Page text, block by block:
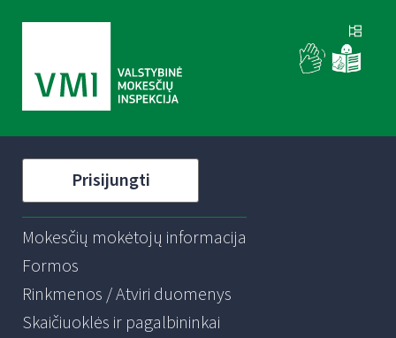
Prisijungti
Mokesčių mokėtojų informacija
Formos
Rinkmenos / Atviri duomenys
Skaičiuoklės ir pagalbininkai